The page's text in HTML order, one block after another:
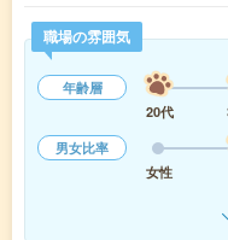
職場の雰囲気
年齢層
20代
男女比率
女性